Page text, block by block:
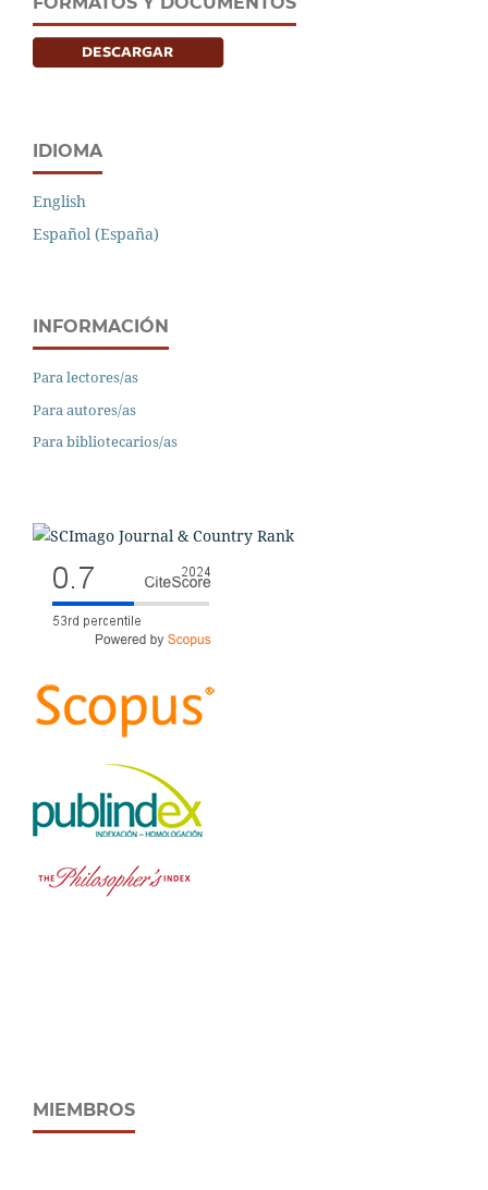
IDIOMA
English
Español (España)
INFORMACIÓN
Para lectores/as
Para autores/as
Para bibliotecarios/as
MIEMBROS